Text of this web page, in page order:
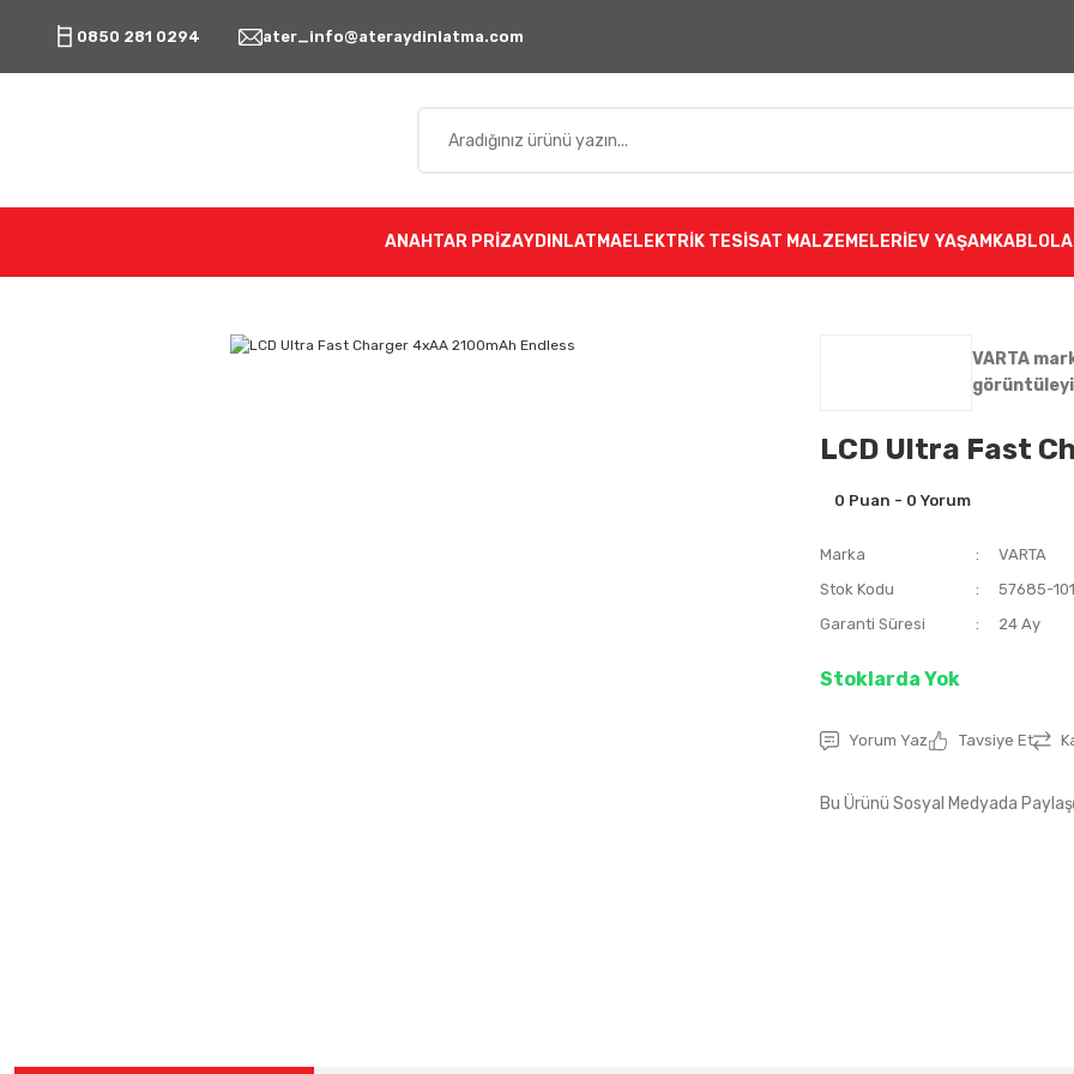
0850 281 0294 ater_info@ateraydinlatma.com
ANAHTAR PRİZAYDINLATMAELEKTRİK TESİSAT MALZEMELERİEV YAŞAM
VARTA
LCD Ultra Fast
0 Puan - 0 Yorum
Marka
VARTA
Stok Kodu
57685-
Garanti Süresi
24 Ay
Stoklarda Yok
Yorum Yaz Tavsiye Et
Bu Ürünü Sosyal Medyada Paylaş